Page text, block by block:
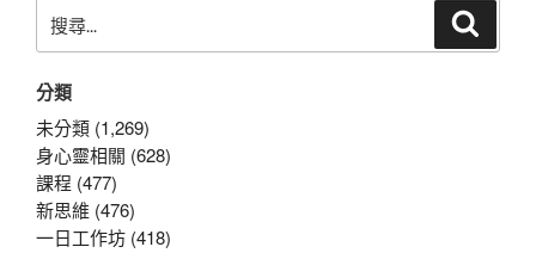
尋
鍵
字:
分類
未分類 (1,269)
身心靈相關 (628)
課程 (477)
新思維 (476)
一日工作坊 (418)